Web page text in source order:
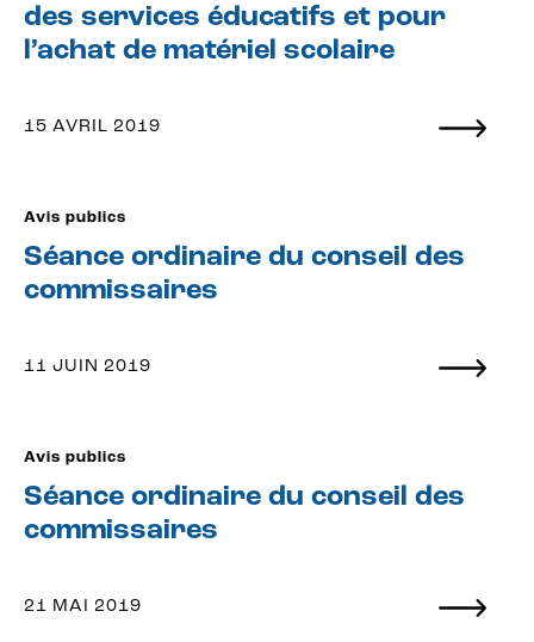
des services éducatifs et pour
l’achat de matériel scolaire
15 AVRIL 2019
Avis publics
Séance ordinaire du conseil des
commissaires
11 JUIN 2019
Avis publics
Séance ordinaire du conseil des
commissaires
21 MAI 2019